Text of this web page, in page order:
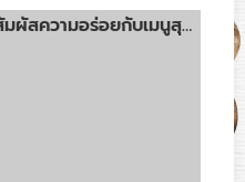
ร่วมสัมผัสความอร่อยกับเมนูสุดพิเศษจากผลิตภัณฑ์ ตราแม่ประนอม ในงาน “เทศกาลน้ำมันเมล็ดคามีเลีย ภัทรพัฒน์ ประจำปี 2568”